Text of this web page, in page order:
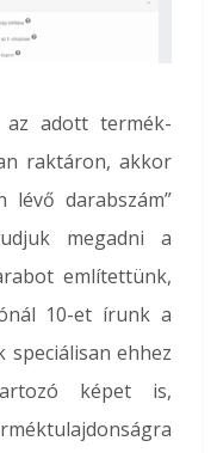
adott termék-
raktáron, akkor
lévő darabszám”
megadni a
említettünk,
10-et írunk a
speciálisan ehhez
képet is,